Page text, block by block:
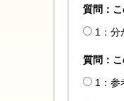
質問：
1：分
質問：
1：参